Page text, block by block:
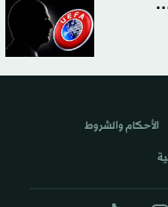
الأحكام والشروط